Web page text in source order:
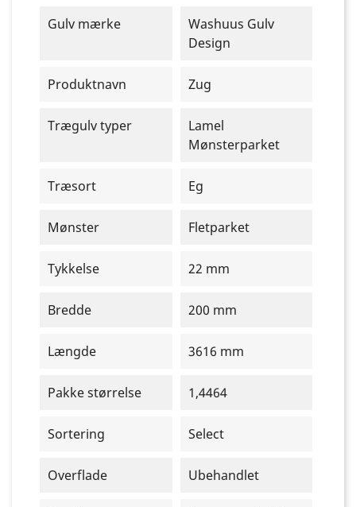
Gulv mærke
Washuus Gulv
Design
Produktnavn Zug
Trægulv typer
Lamel
Mønsterparket
Træsort Eg
Mønster Fletparket
Tykkelse 22 mm
Bredde 200 mm
Længde 3616 mm
Pakke størrelse 1,4464
Sortering Select
Overflade Ubehandlet